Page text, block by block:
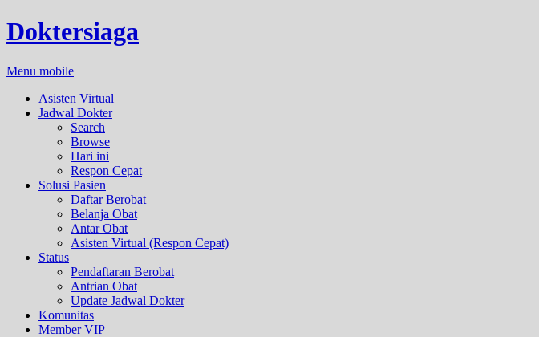
Doktersiaga
Menu mobile
Asisten Virtual
Jadwal Dokter
Search
Browse
Hari ini
Respon Cepat
Solusi Pasien
Daftar Berobat
Belanja Obat
Antar Obat
Asisten Virtual (Respon Cepat)
Status
Pendaftaran Berobat
Antrian Obat
Update Jadwal Dokter
Komunitas
Member VIP